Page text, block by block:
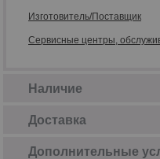
Изготовитель/Поставщик
Сервисные центры,
Наличие
Доставка
Дополнительные